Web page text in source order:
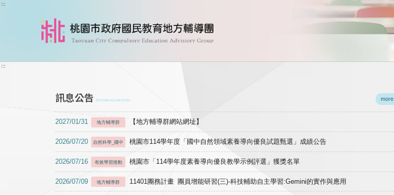
跳到主要內容
:::
:::
訊息公告 Announcements more
2027/01/31 地方輔導群 【地方輔導群網站網址】
2026/07/20 自然科學_國中 桃園市114學年度「國中自然領域素養導向優良試題甄選」成績公告
2026/07/16 有效學習推動 桃園市「114學年度素養導向優良教學示例評選」獲獎名單
2026/07/09 地方輔導群 11401團務計畫 團員增能研習(三)-科技輔助自主學習:Gemini的實作與應用